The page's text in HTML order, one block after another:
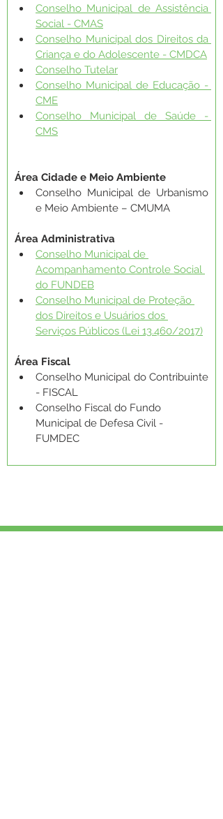
Conselho Municipal de Assistência
Social - CMAS
Conselho Municipal dos Direitos da
Criança e do Adolescente - CMDCA
Conselho Tutelar
Conselho Municipal de Educação -
CME
Conselho Municipal de Saúde -
CMS
Área Cidade e Meio Ambiente
Conselho Municipal de Urbanismo
e Meio Ambiente – CMUMA
Área Administrativa
Conselho Municipal de
Acompanhamento Controle Social
do FUNDEB
Conselho Municipal de Proteção
dos Direitos e Usuários dos
Serviços Públicos (Lei 13.460/2017)
Área Fiscal
Conselho Municipal do Contribuinte
- FISCAL
Conselho Fiscal do Fundo
Municipal de Defesa Civil -
FUMDEC